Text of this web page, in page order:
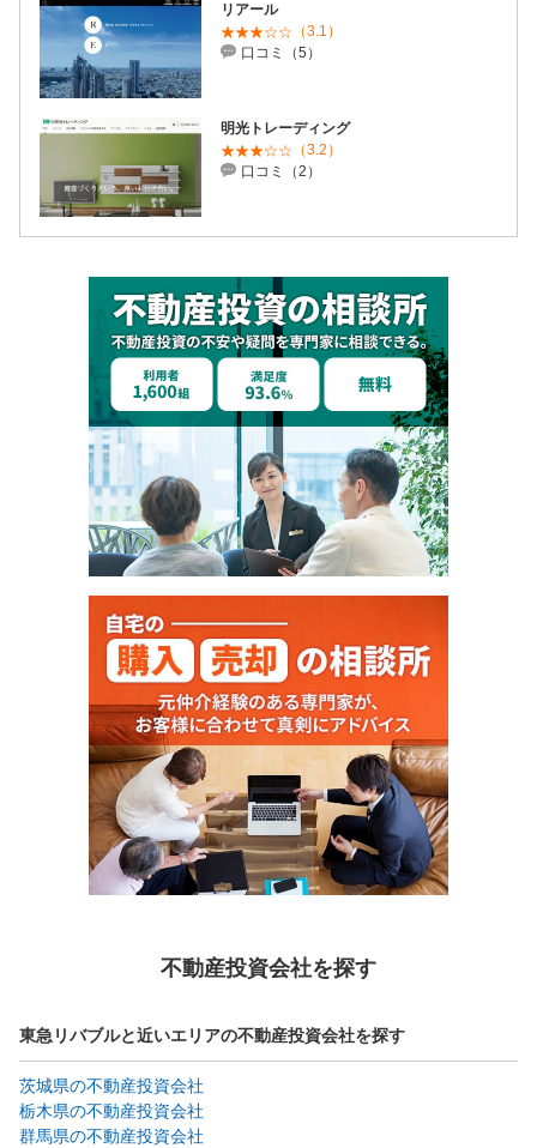
リアール
（3.1）
口コミ（5）
明光トレーディング
（3.2）
口コミ（2）
不動産投資会社を探す
東急リバブルと近いエリアの不動産投資会社を探す
茨城県の不動産投資会社
栃木県の不動産投資会社
群馬県の不動産投資会社